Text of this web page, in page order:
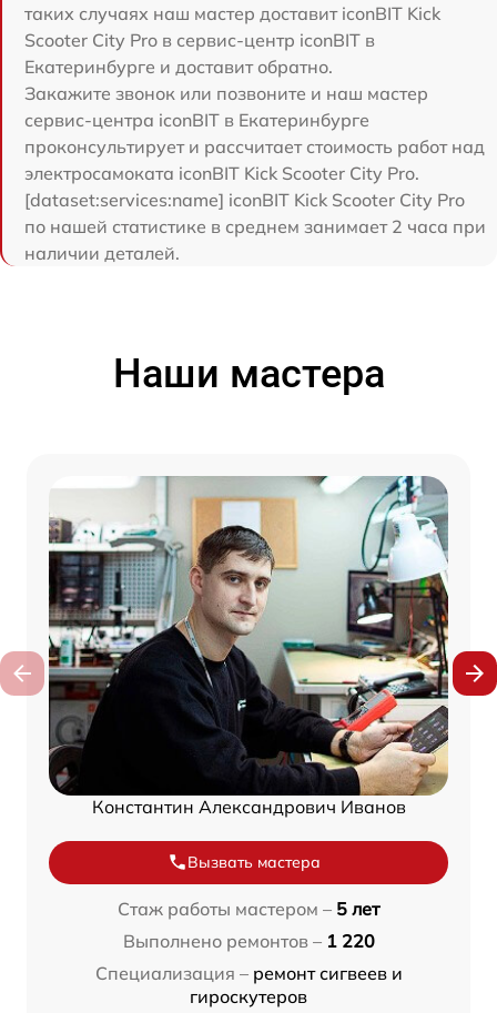
таких случаях наш мастер доставит iconBIT Kick
Scooter City Pro в сервис-центр iconBIT в
Екатеринбурге и доставит обратно.
Закажите звонок или позвоните и наш мастер
сервис-центра iconBIT в Екатеринбурге
проконсультирует и рассчитает стоимость работ над
электросамоката iconBIT Kick Scooter City Pro.
[dataset:services:name] iconBIT Kick Scooter City Pro
по нашей статистике в среднем занимает 2 часа при
наличии деталей.
Наши мастера
Константин Александрович Иванов
Вызвать мастера
Стаж работы мастером – 5 лет
Выполнено ремонтов – 1 220
Специализация – ремонт сигвеев и
гироскутеров